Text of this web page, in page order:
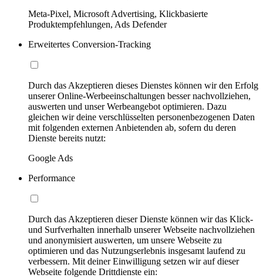
Meta-Pixel, Microsoft Advertising, Klickbasierte
Produktempfehlungen, Ads Defender
Erweitertes Conversion-Tracking
Durch das Akzeptieren dieses Dienstes können wir den Erfolg
unserer Online-Werbeeinschaltungen besser nachvollziehen,
auswerten und unser Werbeangebot optimieren. Dazu
gleichen wir deine verschlüsselten personenbezogenen Daten
mit folgenden externen Anbietenden ab, sofern du deren
Dienste bereits nutzt:
Google Ads
Performance
Durch das Akzeptieren dieser Dienste können wir das Klick-
und Surfverhalten innerhalb unserer Webseite nachvollziehen
und anonymisiert auswerten, um unsere Webseite zu
optimieren und das Nutzungserlebnis insgesamt laufend zu
verbessern. Mit deiner Einwilligung setzen wir auf dieser
Webseite folgende Drittdienste ein: